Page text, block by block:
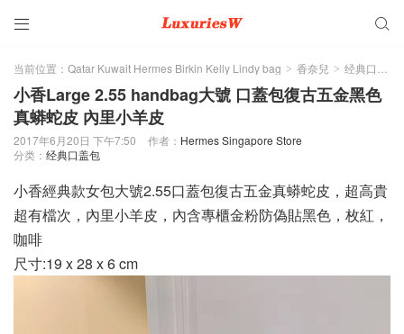
 
当前位置： Qatar Kuwait Hermes Birkin Kelly Lindy bag > 香奈兒 > 经典口盖包
小香Large 2.55 handbag大號 口蓋包復古五金黑色
真蟒蛇皮 內里小羊皮
2017年6月20日 下午7:50 作者： Hermes Singapore Store
分类： 经典口盖包
小香經典款女包大號2.55口蓋包復古五金真蟒蛇皮，超高貴
超有檔次，內里小羊皮，內含專櫃金粉防偽貼黑色，枚紅，
咖啡
尺寸:19 x 28 x 6 cm